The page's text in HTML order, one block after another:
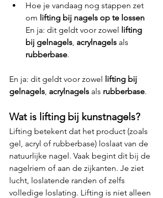
Hoe je vandaag nog stappen zet
om lifting bij nagels op te lossen
En ja: dit geldt voor zowel lifting
bij gelnagels, acrylnagels als
rubberbase.
En ja: dit geldt voor zowel lifting bij
gelnagels, acrylnagels als rubberbase.
Wat is lifting bij kunstnagels?
Lifting betekent dat het product (zoals
gel, acryl of rubberbase) loslaat van de
natuurlijke nagel. Vaak begint dit bij de
nagelriem of aan de zijkanten. Je ziet
lucht, loslatende randen of zelfs
volledige loslating. Lifting is niet alleen